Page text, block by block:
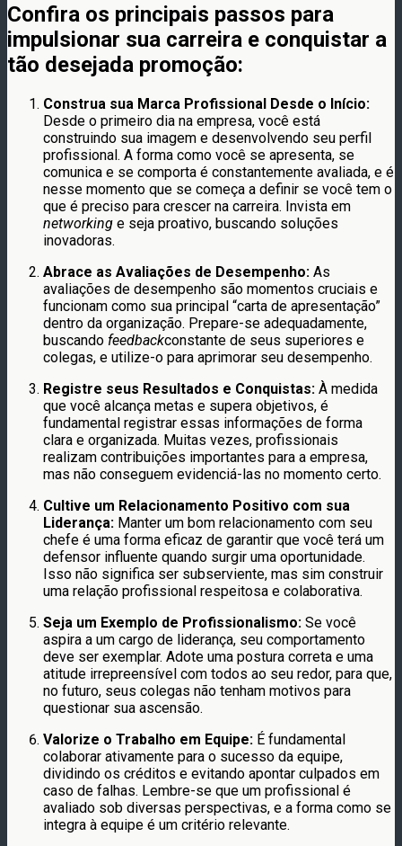
Confira os principais passos para
impulsionar sua carreira e conquistar a
tão desejada promoção:
Construa sua Marca Profissional Desde o Início:
Desde o primeiro dia na empresa, você está
construindo sua imagem e desenvolvendo seu perfil
profissional. A forma como você se apresenta, se
comunica e se comporta é constantemente avaliada, e é
nesse momento que se começa a definir se você tem o
que é preciso para crescer na carreira. Invista em
networking e seja proativo, buscando soluções
inovadoras.
Abrace as Avaliações de Desempenho: As
avaliações de desempenho são momentos cruciais e
funcionam como sua principal “carta de apresentação”
dentro da organização. Prepare-se adequadamente,
buscando feedbackconstante de seus superiores e
colegas, e utilize-o para aprimorar seu desempenho.
Registre seus Resultados e Conquistas: À medida
que você alcança metas e supera objetivos, é
fundamental registrar essas informações de forma
clara e organizada. Muitas vezes, profissionais
realizam contribuições importantes para a empresa,
mas não conseguem evidenciá-las no momento certo.
Cultive um Relacionamento Positivo com sua
Liderança: Manter um bom relacionamento com seu
chefe é uma forma eficaz de garantir que você terá um
defensor influente quando surgir uma oportunidade.
Isso não significa ser subserviente, mas sim construir
uma relação profissional respeitosa e colaborativa.
Seja um Exemplo de Profissionalismo: Se você
aspira a um cargo de liderança, seu comportamento
deve ser exemplar. Adote uma postura correta e uma
atitude irrepreensível com todos ao seu redor, para que,
no futuro, seus colegas não tenham motivos para
questionar sua ascensão.
Valorize o Trabalho em Equipe: É fundamental
colaborar ativamente para o sucesso da equipe,
dividindo os créditos e evitando apontar culpados em
caso de falhas. Lembre-se que um profissional é
avaliado sob diversas perspectivas, e a forma como se
integra à equipe é um critério relevante.